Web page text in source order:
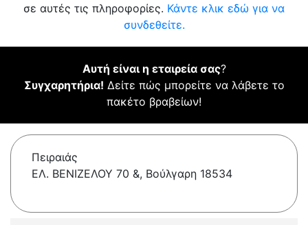
σε αυτές τις πληροφορίες. Κάντε κλικ εδώ για να
συνδεθείτε.
Αυτή είναι η εταιρεία σας?
Συγχαρητήρια! Δείτε πώς μπορείτε να λάβετε το
πακέτο βραβείων!
Πειραιάς
ΕΛ. ΒΕΝΙΖΕΛΟΥ 70 &, Βούλγαρη 18534